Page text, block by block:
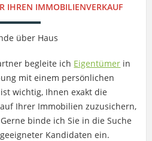
IHREN IMMOBILIENVERKAUF
begleite ich Eigentümer in
mit einem persönlichen
wichtig, Ihnen exakt die
Ihrer Immobilien zuzusichern,
binde ich Sie in die Suche
Kandidaten ein.